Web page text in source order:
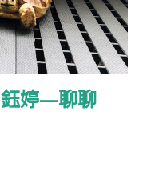
就是： 那隻動物沒有穿
並不是「真的知道」 it
意關聯去推斷，因此有
？ 句子： 1 The
it was too tired. 拆
婷—聊聊